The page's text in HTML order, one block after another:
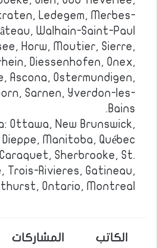
Ledegem, Merbes-
Walhain-Saint-Paul.
Horw, Moutier, Sierre,
Diessenhofen, Onex,
Ascona, Ostermundigen,
Sarnen, Yverdon-les-
Bains.
Ottawa, New Brunswick,
Manitoba, Québec
Sherbrooke, St.
Trois-Rivieres, Gatineau,
Ontario, Montreal.
الكاتب المشاركات